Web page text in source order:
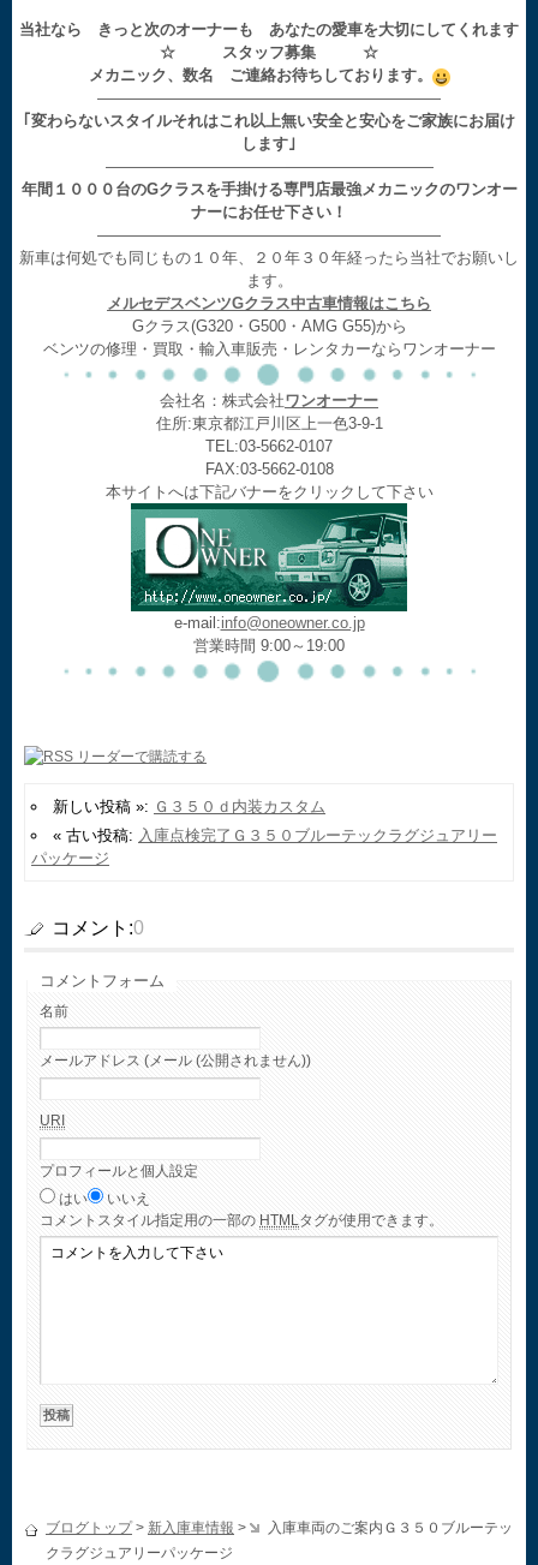
当社なら きっと次のオーナーも あなたの愛車を大切にしてくれます
☆ スタッフ募集 ☆
メカニック、数名 ご連絡お待ちしております。
——————————————————————
｢変わらないスタイルそれはこれ以上無い安全と安心をご家族にお届け
します｣
—————————————————————
年間１０００台のGクラスを手掛ける専門店最強メカニックのワンオー
ナーにお任せ下さい！
——————————————————————
新車は何処でも同じもの１０年、２０年３０年経ったら当社でお願いし
ます。
メルセデスベンツGクラス中古車情報はこちら
Gクラス(G320・G500・AMG G55)から
ベンツの修理・買取・輸入車販売・レンタカーならワンオーナー
会社名：株式会社ワンオーナー
住所:東京都江戸川区上一色3-9-1
TEL:03-5662-0107
FAX:03-5662-0108
本サイトへは下記バナーをクリックして下さい
e-mail:info@oneowner.co.jp
営業時間 9:00～19:00
新しい投稿 »: Ｇ３５０ｄ内装カスタム
« 古い投稿: 入庫点検完了Ｇ３５０ブルーテックラグジュアリー
パッケージ
コメント:0
コメントフォーム
名前
メールアドレス (メール (公開されません))
URI
プロフィールと個人設定
はい
いいえ
コメント スタイル指定用の一部の HTML タグが使用できます。
ブログトップ> 新入庫車情報 >
入庫車両のご案内Ｇ３５０ブルーテッ
クラグジュアリーパッケージ